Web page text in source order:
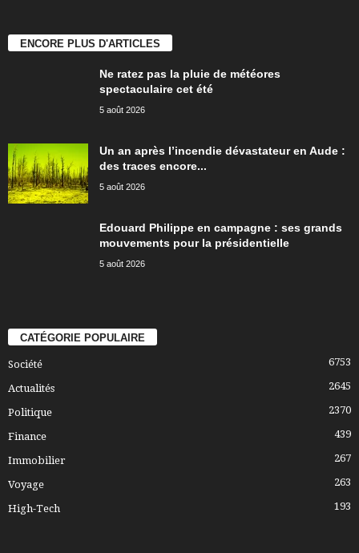
ENCORE PLUS D'ARTICLES
Ne ratez pas la pluie de météores
spectaculaire cet été
5 août 2026
Un an après l’incendie dévastateur en Aude :
des traces encore...
5 août 2026
Edouard Philippe en campagne : ses grands
mouvements pour la présidentielle
5 août 2026
CATÉGORIE POPULAIRE
Société 6753
Actualités 2645
Politique 2370
Finance 439
Immobilier 267
Voyage 263
High-Tech 193